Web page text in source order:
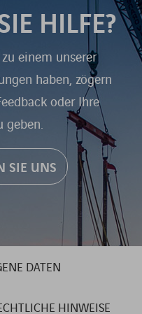
HILFE?
einem unserer
haben, zögern
oder Ihre
geben.
SIE UNS
DATEN
HINWEISE